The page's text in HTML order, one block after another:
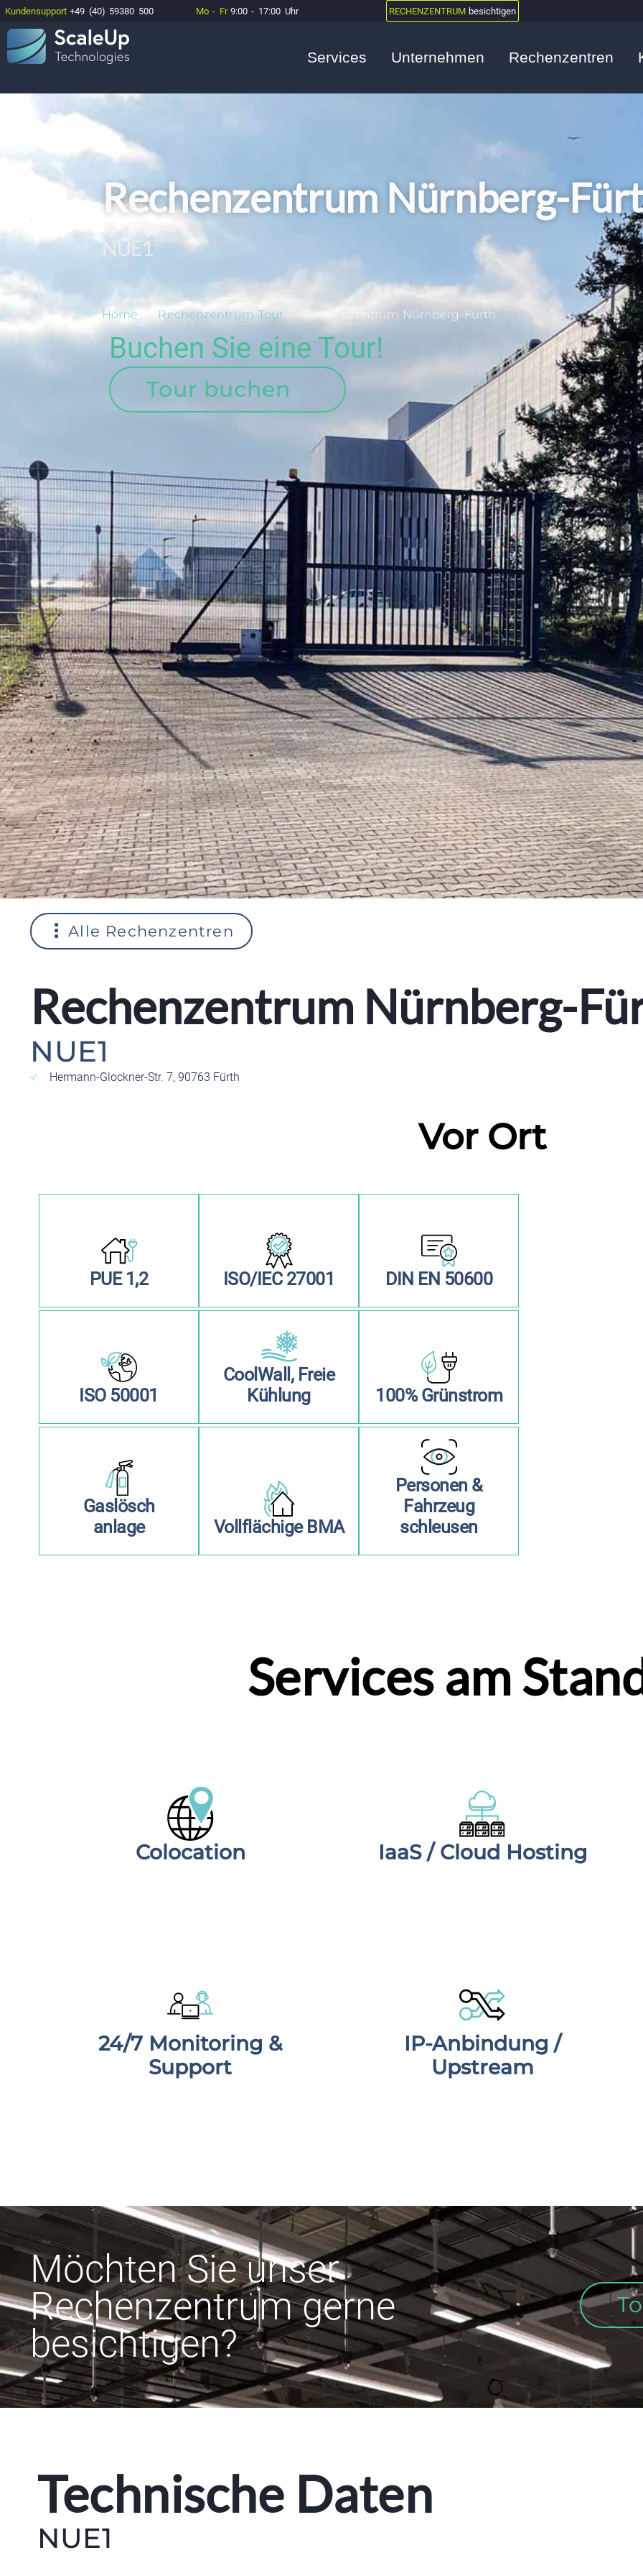
Kundensupport +49 (40) 59380 500 Mo - Fr 9:00 - 17:00 Uhr RECHENZENTRUM besichtigen
Services Unternehmen Rechenzentren
Rechenzentrum Nürnberg-
NUE1
Home Rechenzentrum-Tour Rechenzentrum Nürnberg-Fürth
Buchen Sie eine Tour!
Tour buchen
Alle Rechenzentren
Rechenzentrum Nürnberg-
NUE1
Hermann-Glockner-Str. 7, 90763 Fürth
Vor Ort
PUE 1,2 ISO/IEC 27001 DIN EN 50600
ISO 50001
CoolWall, Freie
Kühlung
100% Grünstrom
Gaslösch
anlage
Vollflächige BMA
Personen &
Fahrzeug
schleusen
Services am
Colocation IaaS / Cloud Hosting
24/7 Monitoring &
Support
IP-Anbindung /
Upstream
Möchten Sie unser
Rechenzentrum gerne
besichtigen?
Technische Daten
NUE1